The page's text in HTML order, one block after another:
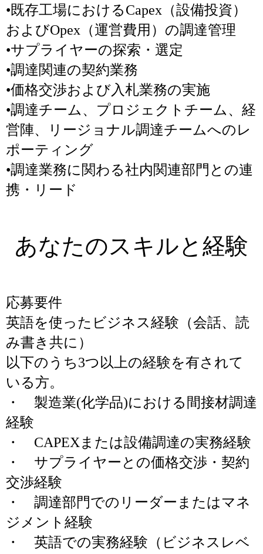
•既存工場におけるCapex（設備投資）
およびOpex（運営費用）の調達管理
•サプライヤーの探索・選定
•調達関連の契約業務
•価格交渉および入札業務の実施
•調達チーム、プロジェクトチーム、経
営陣、リージョナル調達チームへのレ
ポーティング
•調達業務に関わる社内関連部門との連
携・リード
あなたのスキルと経験
応募要件
英語を使ったビジネス経験（会話、読
み書き共に）
以下のうち3つ以上の経験を有されて
いる方。
・ 製造業(化学品)における間接材調達
経験
・ CAPEXまたは設備調達の実務経験
・ サプライヤーとの価格交渉・契約
交渉経験
・ 調達部門でのリーダーまたはマネ
ジメント経験
・ 英語での実務経験（ビジネスレベ